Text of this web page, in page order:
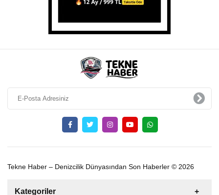
Tekne Haber – Denizcilik Dünyasından Son Haberler © 2026
Kategoriler